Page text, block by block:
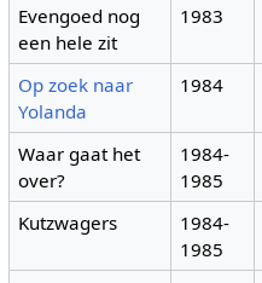
Evengoed nog
een hele zit
1983
Op zoek naar
Yolanda
1984
Waar gaat het
over?
1984-
1985
Kutzwagers
1984-
1985